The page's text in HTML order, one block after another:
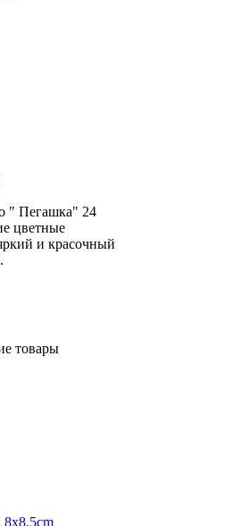
" Пегашка" 24
цветные
и красочный
товары